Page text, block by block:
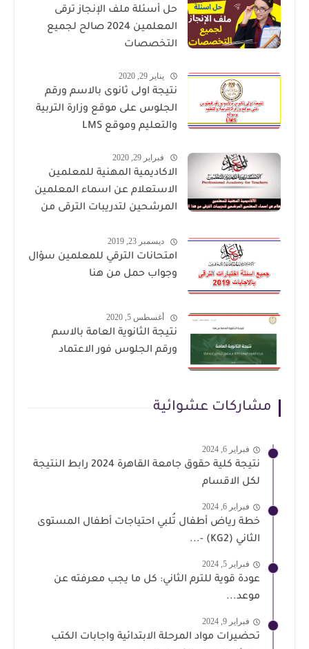
حل أسئلة ملف الإنجاز ترقى
المعلمين 2024 صالح لجميع
التخصصات
يناير 29, 2020
نتيجة اولى ثانوى بالاسم ورقم
الجلوس على موقع وزارة التربية
والتعليم وموقع LMS
فبراير 29, 2020
الاكاديمية المهنية للمعلمين
الاستعلام عن اسماء المعلمين
المرشحين لتدريبات الترقى من
ديسمبر 23, 2019
امتحانات الترقي للمعلمين سؤال
وجواب حمل من هنا
أغسطس 5, 2020
نتيجة الثانوية العامة بالاسم
ورقم الجلوس فور الاعتماد
مشاركات عشوائية
فبراير 6, 2024
نتيجة كلية حقوق جامعة القاهرة 2024 رابط النتيجة
لكل الاقسام
فبراير 6, 2024
خطة رياض أطفال تُلبي احتياجات أطفال المستوى
الثاني (KG2) -...
فبراير 5, 2024
عودة قوية للترم الثاني: كل ما يجب معرفته عن
موعد...
فبراير 9, 2024
تحضيرات مواد المرحلة الابتدائية واجابات الكتب